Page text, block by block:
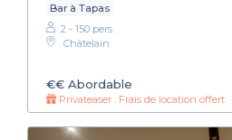
Bar à Tapas
2 - 150 pers.
Châtelain
€€ Abordable
Privateaser : Frais de location offert